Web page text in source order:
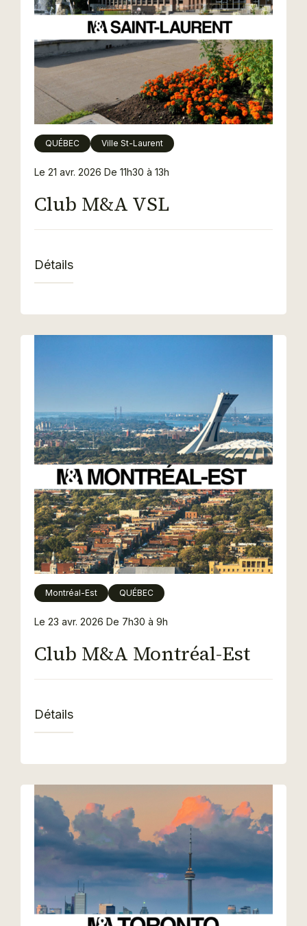
Club M&A VSL
Le 21 avr. 2026 De 11h30 à 13h
QUÉBEC Ville St-Laurent
Détails
Club M&A Montréal-Est
Le 23 avr. 2026 De 7h30 à 9h
Montréal-Est QUÉBEC
Détails